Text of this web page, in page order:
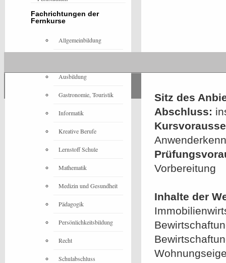
Sitz des
Abschluss:
Vorbereitung
Inhalte der
Fachrichtungen der
Fernkurse
Allgemeinbildung
Ausbildung
Gastronomie, Touristik
Informatik
Kreative Berufe
Lernstoff Schule
Mathematik
Medizin und Gesundheit
Pädagogik
Persönlichkeitsbildung
Recht
Schulabschluss